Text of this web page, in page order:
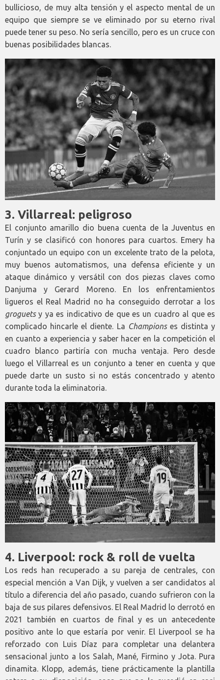
bullicioso, de muy alta tensión y el aspecto mental de un
equipo que siempre se ve eliminado por su eterno rival
puede tener su peso. No sería sencillo, pero es un cruce con
buenas posibilidades blancas.
3. Villarreal: peligroso
El conjunto amarillo dio buena cuenta de la Juventus en
Turín y se clasificó con honores para cuartos. Emery ha
conjuntado un equipo con un excelente trato de la pelota,
muy buenos automatismos, una defensa eficiente y un
ataque dinámico y versátil con dos piezas claves como
Danjuma y Gerard Moreno. En los enfrentamientos
ligueros el Real Madrid no ha conseguido derrotar a los
groguetsy ya es indicativo de que es un cuadro al que es
complicado hincarle el diente. La Championses distinta y
en cuanto a experiencia y saber hacer en la competición el
cuadro blanco partiría con mucha ventaja. Pero desde
luego el Villarreal es un conjunto a tener en cuenta y que
puede darte un susto si no estás concentrado y atento
durante toda la eliminatoria.
4. Liverpool: rock & roll de vuelta
Los reds han recuperado a su pareja de centrales, con
especial mención a Van Dijk, y vuelven a ser candidatos al
título a diferencia del año pasado, cuando sufrieron con la
baja de sus pilares defensivos. El Real Madrid lo derrotó en
2021 también en cuartos de final y es un antecedente
positivo ante lo que estaría por venir. El Liverpool se ha
reforzado con Luis Díaz para completar una delantera
sensacional junto a los Salah, Mané, Firmino y Jota. Pura
dinamita. Klopp, además, tiene prácticamente la plantilla